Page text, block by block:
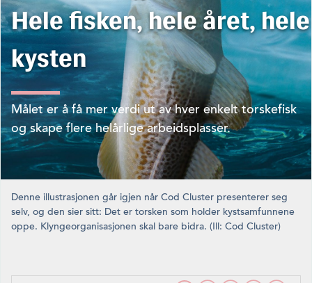
Hele fisken, hele året, hele
kysten
Målet er å få mer verdi ut av hver enkelt torskefisk
og skape flere helårlige arbeidsplasser.
Denne illustrasjonen går igjen når Cod Cluster presenterer seg
selv, og den sier sitt: Det er torsken som holder kystsamfunnene
oppe. Klyngeorganisasjonen skal bare bidra. (Ill: Cod Cluster)